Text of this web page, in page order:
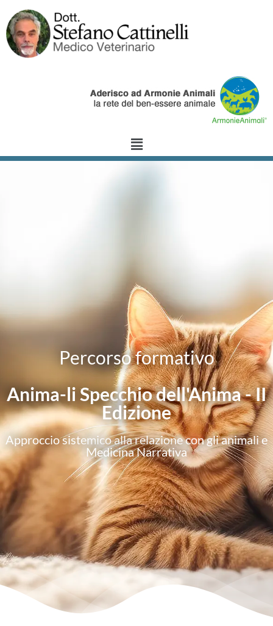
Percorso formativo
Anima-li Specchio dell'Anima - II
Edizione
Approccio sistemico alla relazione con gli animali e
Medicina Narrativa